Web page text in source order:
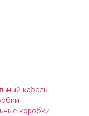
кабель
коробки